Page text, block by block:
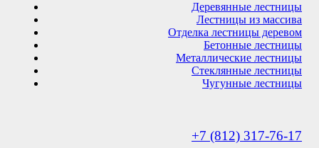
Деревянные лестницы
Лестницы из массива
Отделка лестницы деревом
Бетонные лестницы
Металлические лестницы
Стеклянные лестницы
Чугунные лестницы
+7 (812) 317-76-17